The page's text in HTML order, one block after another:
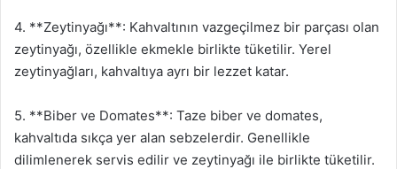
4. **Zeytinyağı**: Kahvaltının vazgeçilmez bir parçası olan
zeytinyağı, özellikle ekmekle birlikte tüketilir. Yerel
zeytinyağları, kahvaltıya ayrı bir lezzet katar.
5. **Biber ve Domates**: Taze biber ve domates,
kahvaltıda sıkça yer alan sebzelerdir. Genellikle
dilimlenerek servis edilir ve zeytinyağı ile birlikte tüketilir.